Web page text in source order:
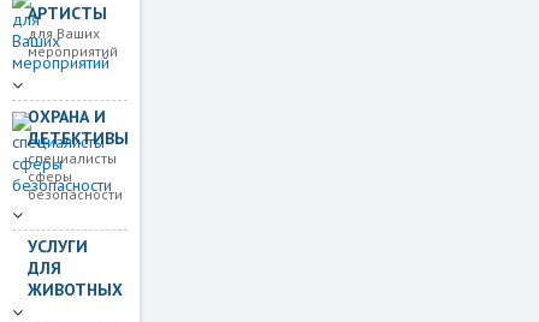
АРТИСТЫ
для Ваших
мероприятий
ОХРАНА И
ДЕТЕКТИВЫ
специалисты
сферы
безопасности
УСЛУГИ
ДЛЯ
ЖИВОТНЫХ